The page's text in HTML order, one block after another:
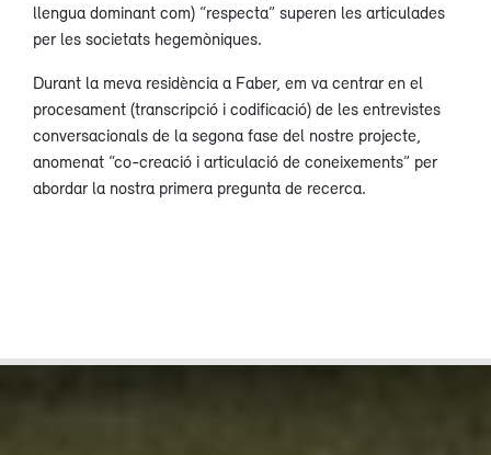
llengua dominant com) “respecta” superen les articulades
per les societats hegemòniques.
Durant la meva residència a Faber, em va centrar en el
procesament (transcripció i codificació) de les entrevistes
conversacionals de la segona fase del nostre projecte,
anomenat “co-creació i articulació de coneixements” per
abordar la nostra primera pregunta de recerca.